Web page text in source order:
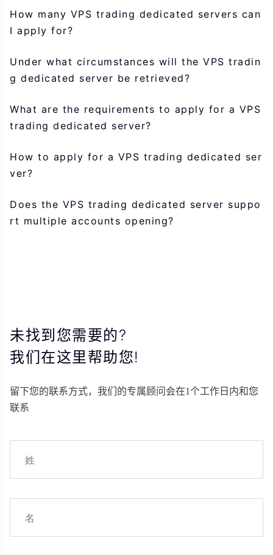
How many VPS trading dedicated servers can
I apply for?
Under what circumstances will the VPS tradin
g dedicated server be retrieved?
What are the requirements to apply for a VPS
trading dedicated server?
How to apply for a VPS trading dedicated ser
ver?
Does the VPS trading dedicated server suppo
rt multiple accounts opening?
未找到您需要的?
我们在这里帮助您!
留下您的联系方式，我们的专属顾问会在1个工作日内和您
联系